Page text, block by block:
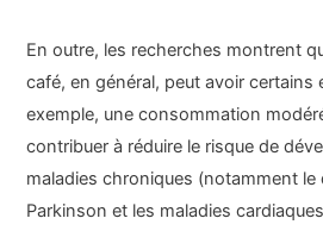
En outre, les recherches montrent
café, en général, peut avoir certains
exemple, une consommation
contribuer à réduire le risque de
maladies chroniques (notamment le
Parkinson et les maladies